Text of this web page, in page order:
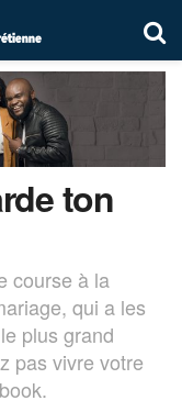
ton
course à la
qui a les
plus grand
pas vivre votre